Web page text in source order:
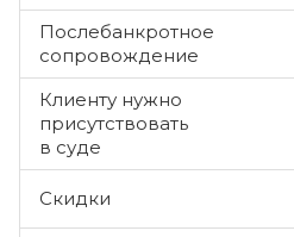
Послебанкротное
сопровождение
Клиенту нужно
присутствовать
в суде
Скидки